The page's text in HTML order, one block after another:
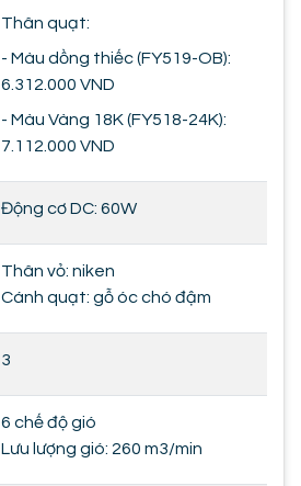
Thân quạt:
- Màu dồng thiếc (FY519-OB):
6.312.000 VND
- Màu Vàng 18K (FY518-24K):
7.112.000 VND
Động cơ DC: 60W
Thân vỏ: niken
Cánh quạt: gỗ óc chó đậm
3
6 chế độ gió
Lưu lượng gió: 260 m3/min